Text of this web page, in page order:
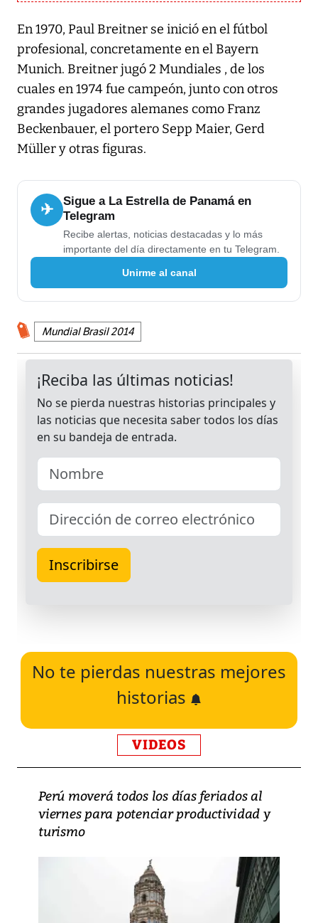
En 1970, Paul Breitner se inició en el fútbol
profesional, concretamente en el Bayern
Munich. Breitner jugó 2 Mundiales , de los
cuales en 1974 fue campeón, junto con otros
grandes jugadores alemanes como Franz
Beckenbauer, el portero Sepp Maier, Gerd
Müller y otras figuras.
✈
Sigue a La Estrella de Panamá en
Telegram
Recibe alertas, noticias destacadas y lo más
importante del día directamente en tu Telegram.
Unirme al canal
Mundial Brasil 2014
No te pierdas nuestras mejores
historias
VIDEOS
Perú moverá todos los días feriados al
viernes para potenciar productividad y
turismo